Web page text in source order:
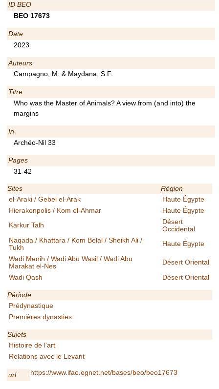
ID BEO
BEO 17673
Date
2023
Auteurs
Campagno, M. & Maydana, S.F.
Titre
Who was the Master of Animals? A view from (and into) the
margins
In
Archéo-Nil 33
Pages
31-42
Sites
Région
el-Araki / Gebel el-Arak
Haute Égypte
Hierakonpolis / Kom el-Ahmar
Haute Égypte
Karkur Talh
Désert
Occidental
Naqada / Khattara / Kom Belal / Sheikh Ali /
Tukh
Haute Égypte
Wadi Menih / Wadi Abu Wasil / Wadi Abu
Marakat el-Nes
Désert Oriental
Wadi Qash
Désert Oriental
Période
Prédynastique
Premières dynasties
Sujets
Histoire de l'art
Relations avec le Levant
url https://www.ifao.egnet.net/bases/beo/beo17673